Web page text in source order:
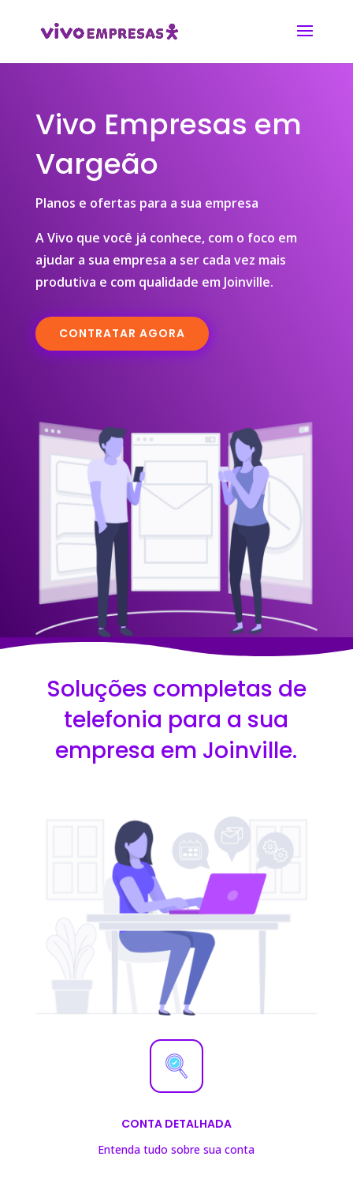
Vivo Empresas em
Vargeão
Planos e ofertas para a sua empresa
A Vivo que você já conhece, com o foco em
ajudar a sua empresa a ser cada vez mais
produtiva e com qualidade em Joinville.
CONTRATAR AGORA
Soluções completas de
telefonia para a sua
empresa em Joinville.
CONTA DETALHADA
Entenda tudo sobre sua conta